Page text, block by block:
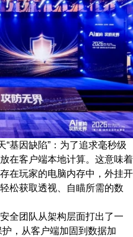
基因缺陷”：为了追求毫秒级
在客户端本地计算。这意味着
在玩家的电脑内存中，外挂开
松获取透视、自瞄所需的数
全团队从架构层面打出了一
护，从客户端加固到数据加